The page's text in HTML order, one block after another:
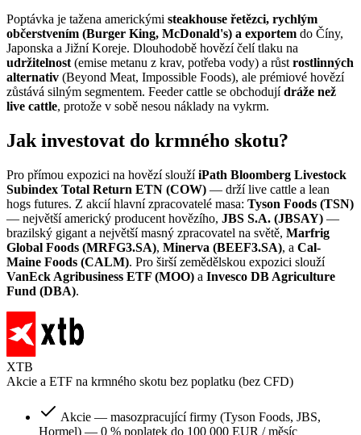
Poptávka je tažena americkými steakhouse řetězci, rychlým
občerstvením (Burger King, McDonald's) a exportem do Číny,
Japonska a Jižní Koreje. Dlouhodobě hovězí čelí tlaku na
udržitelnost (emise metanu z krav, potřeba vody) a růst rostlinných
alternativ (Beyond Meat, Impossible Foods), ale prémiové hovězí
zůstává silným segmentem. Feeder cattle se obchodujídráže než
live cattle, protože v sobě nesou náklady na vykrm.
Jak investovat do krmného skotu?
Pro přímou expozici na hovězí sloužíiPath Bloomberg Livestock
Subindex Total Return ETN (COW) — drží live cattle a lean
hogs futures. Z akcií hlavní zpracovatelé masa: Tyson Foods (TSN)
— největší americký producent hovězího, JBS S.A. (JBSAY) —
brazilský gigant a největší masný zpracovatel na světě, Marfrig
Global Foods (MRFG3.SA), Minerva (BEEF3.SA), a Cal-
Maine Foods (CALM). Pro širší zemědělskou expozici slouží
VanEck Agribusiness ETF (MOO) a Invesco DB Agriculture
Fund (DBA).
XTB
Akcie a ETF na krmného skotu bez poplatku (bez CFD)
Akcie — masozpracující firmy (Tyson Foods, JBS,
Hormel) — 0 % poplatek do 100 000 EUR / měsíc